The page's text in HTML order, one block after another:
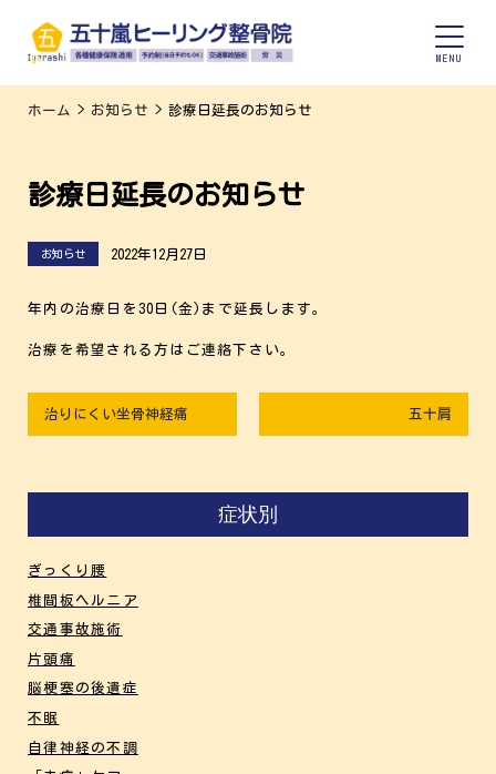
ホーム > お知らせ > 診療日延長のお知らせ
診療日延長のお知らせ
お知らせ 2022年12月27日
年内の治療日を30日(金)まで延長します。
治療を希望される方はご連絡下さい。
治りにくい坐骨神経痛 五十肩
症状別
ぎっくり腰
椎間板ヘルニア
交通事故施術
片頭痛
脳梗塞の後遺症
不眠
自律神経の不調